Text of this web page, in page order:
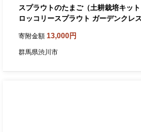
スプラウトのたまご（土耕栽培キッ
ロッコリースプラウト ガーデンクレ
寄附金額 13,000円
群馬県渋川市